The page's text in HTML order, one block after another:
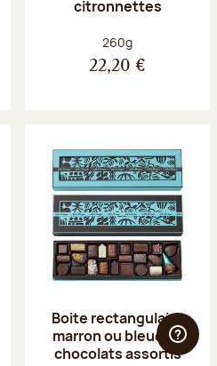
citronnettes
Poids net :
260g
22,20 €
Boite rectangulaire
marron ou bleue 23
chocolats assortis